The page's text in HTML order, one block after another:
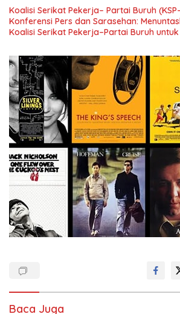
Koalisi Serikat Pekerja– Partai Buruh
Konferensi Pers dan Sarasehan:
Koalisi Serikat Pekerja–Partai Buruh untuk
Baca Juga